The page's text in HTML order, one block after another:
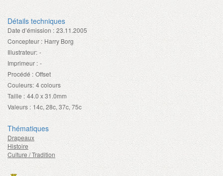
Détails techniques
Date d’émission : 23.11.2005
Concepteur : Harry Borg
Illustrateur: -
Imprimeur : -
Procédé : Offset
Couleurs: 4 colours
Taille : 44.0 x 31.0mm
Valeurs : 14c, 28c, 37c, 75c
Thématiques
Drapeaux
Histoire
Culture / Tradition